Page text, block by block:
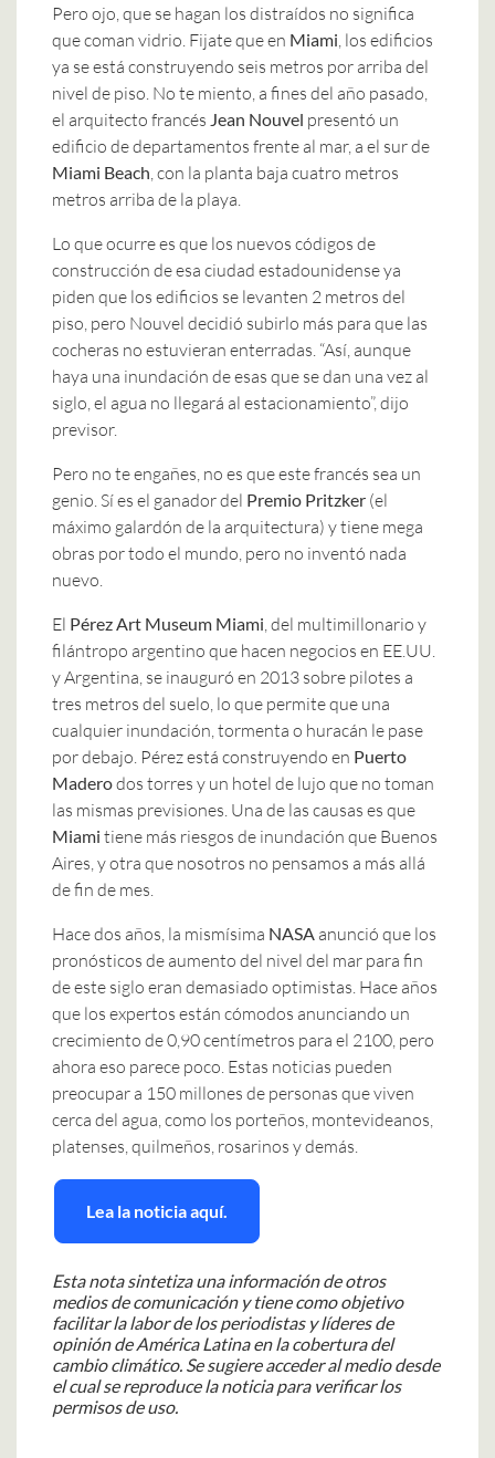
Pero ojo, que se hagan los distraídos no significa
que coman vidrio. Fijate que en Miami , los edificios
ya se está construyendo seis metros por arriba del
nivel de piso. No te miento, a fines del año pasado,
el arquitecto francés Jean Nouvel presentó un
edificio de departamentos frente al mar, a el sur de
Miami Beach , con la planta baja cuatro metros
metros arriba de la playa.
Lo que ocurre es que los nuevos códigos de
construcción de esa ciudad estadounidense ya
piden que los edificios se levanten 2 metros del
piso, pero Nouvel decidió subirlo más para que las
cocheras no estuvieran enterradas. “Así, aunque
haya una inundación de esas que se dan una vez al
siglo, el agua no llegará al estacionamiento”, dijo
previsor.
Pero no te engañes, no es que este francés sea un
genio. Sí es el ganador del Premio Pritzker (el
máximo galardón de la arquitectura) y tiene mega
obras por todo el mundo, pero no inventó nada
nuevo.
El Pérez Art Museum Miami , del multimillonario y
filántropo argentino que hacen negocios en EE.UU.
y Argentina, se inauguró en 2013 sobre pilotes a
tres metros del suelo, lo que permite que una
cualquier inundación, tormenta o huracán le pase
por debajo. Pérez está construyendo en Puerto
Maderodos torres y un hotel de lujo que no toman
las mismas previsiones. Una de las causas es que
Miami tiene más riesgos de inundación que Buenos
Aires, y otra que nosotros no pensamos a más allá
de fin de mes.
Hace dos años, la mismísima NASA anunció que los
pronósticos de aumento del nivel del mar para fin
de este siglo eran demasiado optimistas. Hace años
que los expertos están cómodos anunciando un
crecimiento de 0,90 centímetros para el 2100, pero
ahora eso parece poco. Estas noticias pueden
preocupar a 150 millones de personas que viven
cerca del agua, como los porteños, montevideanos,
platenses, quilmeños, rosarinos y demás.
Lea la noticia aquí.
Esta nota sintetiza una información de otros
medios de comunicación y tiene como objetivo
facilitar la labor de los periodistas y líderes de
opinión de América Latina en la cobertura del
cambio climático. Se sugiere acceder al medio desde
el cual se reproduce la noticia para verificar los
permisos de uso.